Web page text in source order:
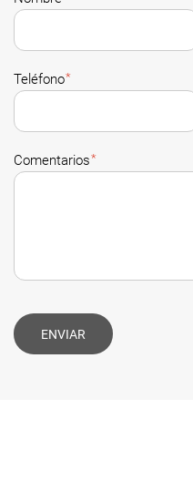
Teléfono*
Comentarios*
ENVIAR